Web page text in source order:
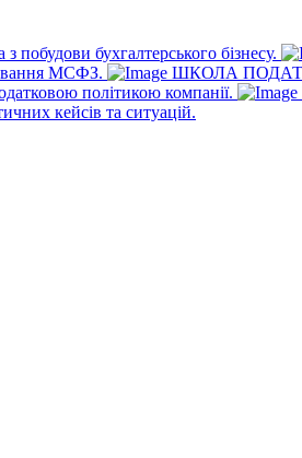
побудови бухгалтерського бізнесу.
МСФЗ.
ШКОЛА
політикою компанії.
кейсів та ситуацій.